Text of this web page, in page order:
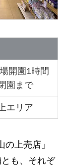
開園1時間
園まで
エリア
の上売店」
も、それぞ